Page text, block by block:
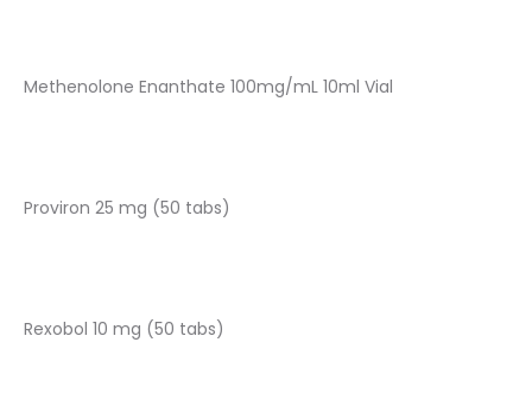
Methenolone Enanthate 100mg/mL 10ml Vial
Proviron 25 mg (50 tabs)
Rexobol 10 mg (50 tabs)